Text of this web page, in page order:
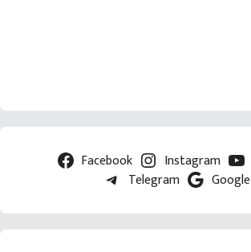
Facebook Instagram
Telegram
Google